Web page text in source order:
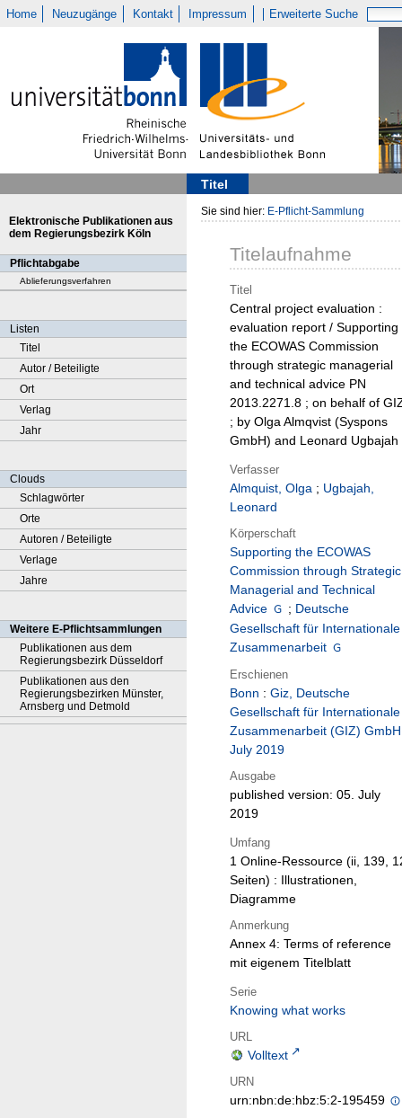
Home Neuzugänge Kontakt Impressum Erweiterte Suche
Titel
Elektronische Publikationen aus
dem Regierungsbezirk Köln
Pflichtabgabe
Ablieferungsverfahren
Listen
Titel
Autor / Beteiligte
Ort
Verlag
Jahr
Clouds
Schlagwörter
Orte
Autoren / Beteiligte
Verlage
Jahre
Weitere E-Pflichtsammlungen
Publikationen aus dem
Regierungsbezirk Düsseldorf
Publikationen aus den
Regierungsbezirken Münster,
Arnsberg und Detmold
Sie sind hier: E-Pflicht-Sammlung
Titelaufnahme
Titel
Central project evaluation :
evaluation report / Supporting
the ECOWAS Commission
through strategic managerial
and technical advice PN
2013.2271.8 ; on behalf of
; by Olga Almqvist (Syspons
GmbH) and Leonard Ugbajah
Verfasser
Almquist, Olga ; Ugbajah,
Leonard
Körperschaft
Supporting the ECOWAS
Commission through Strategic
Managerial and Technical
Advice
; Deutsche
Gesellschaft für Internationale
Zusammenarbeit
Erschienen
Bonn : Giz, Deutsche
Gesellschaft für Internationale
Zusammenarbeit (GIZ) GmbH
July 2019
Ausgabe
published version: 05. July
2019
Umfang
1 Online-Ressource (ii, 139,
Seiten) : Illustrationen,
Diagramme
Anmerkung
Annex 4: Terms of reference
mit eigenem Titelblatt
Serie
Knowing what works
URL
Volltext
URN
urn:nbn:de:hbz:5:2-195459